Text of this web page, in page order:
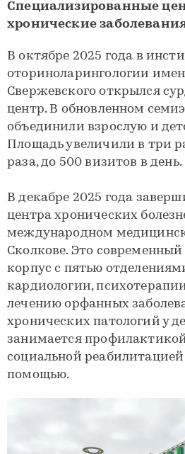
Специализированные
хронические
В октябре 2025 года в
оториноларингологии
Свержевского открылся
центр. В обновленном
объединили взрослую и
Площадь увеличили в три
раза, до 500 визитов в день.
В декабре 2025 года
центра хронических
международном
Сколкове. Это
корпус с пятью
кардиологии,
лечению орфанных
хронических патологий у
занимается
социальной
помощью.